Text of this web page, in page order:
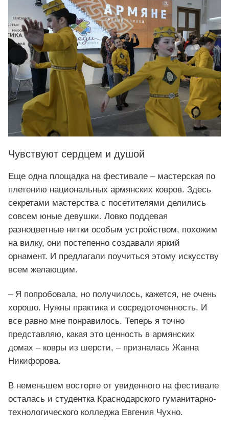
Чувствуют сердцем и душой
Еще одна площадка на фестивале – мастерская по
плетению национальных армянских ковров. Здесь
секретами мастерства с посетителями делились
совсем юные девушки. Ловко поддевая
разноцветные нитки особым устройством, похожим
на вилку, они постепенно создавали яркий
орнамент. И предлагали поучиться этому искусству
всем желающим.
– Я попробовала, но получилось, кажется, не очень
хорошо. Нужны практика и сосредоточенность. И
все равно мне понравилось. Теперь я точно
представляю, какая это ценность в армянских
домах – ковры из шерсти, – призналась Жанна
Никифорова.
В неменьшем восторге от увиденного на фестивале
осталась и студентка Краснодарского гуманитарно-
технологического колледжа Евгения Чухно.